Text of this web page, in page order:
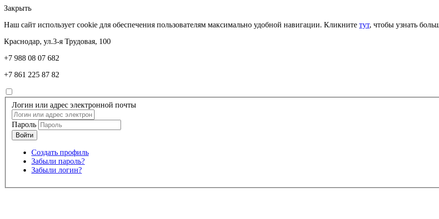
Закрыть
Наш сайт использует cookie для обеспечения пользователям максимально удобной навигации. Кликните тут, чтобы узнать
Краснодар, ул.3-я Трудовая, 100
+7 988 08 07 682
+7 861 225 87 82
Логин или адрес электронной почты
Пароль
Создать профиль
Забыли пароль?
Забыли логин?